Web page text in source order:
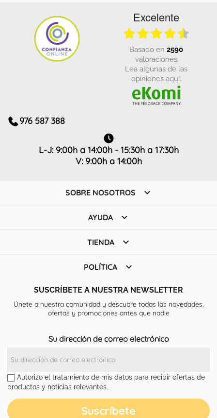
Excelente
basado en 2590
valoraciones
Lea algunas de las
opiniones aquí.
976 587 388
L-J: 9:00h a 14:00h - 15:30h a 17:30h
V: 9:00h a 14:00h
SOBRE NOSOTROS 
AYUDA 
TIENDA 
POLÍTICA 
SUSCRÍBETE A NUESTRA NEWSLETTER
Únete a nuestra comunidad y descubre todas las novedades,
ofertas y promociones antes que nadie
Su dirección de correo electrónico
Autorizo el tratamiento de mis datos para recibir ofertas de
productos y noticias relevantes.